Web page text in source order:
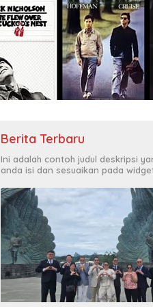
Berita Terbaru
Ini adalah contoh judul deskripsi
anda isi dan sesuaikan pada